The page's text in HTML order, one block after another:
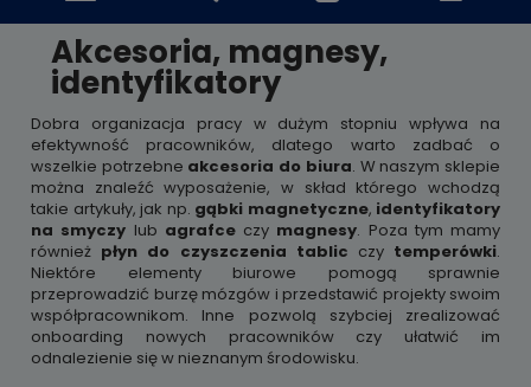
Akcesoria, magnesy,
identyfikatory
Dobra organizacja pracy w dużym stopniu wpływa na
efektywność pracowników, dlatego warto zadbać o
wszelkie potrzebne akcesoria do biura. W naszym sklepie
można znaleźć wyposażenie, w skład którego wchodzą
takie artykuły, jak np. gąbki magnetyczne, identyfikatory
na smyczy lub agrafceczy magnesy. Poza tym mamy
również płyn do czyszczenia tablic czy temperówki.
Niektóre elementy biurowe pomogą sprawnie
przeprowadzić burzę mózgów i przedstawić projekty swoim
współpracownikom. Inne pozwolą szybciej zrealizować
onboarding nowych pracowników czy ułatwić im
odnalezienie się w nieznanym środowisku.